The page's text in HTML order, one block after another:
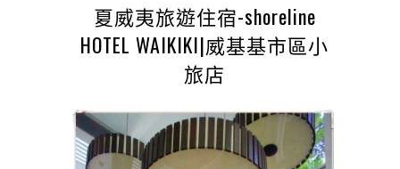
夏威夷旅遊住宿-shoreline
HOTEL WAIKIKI|威基基市區小
旅店